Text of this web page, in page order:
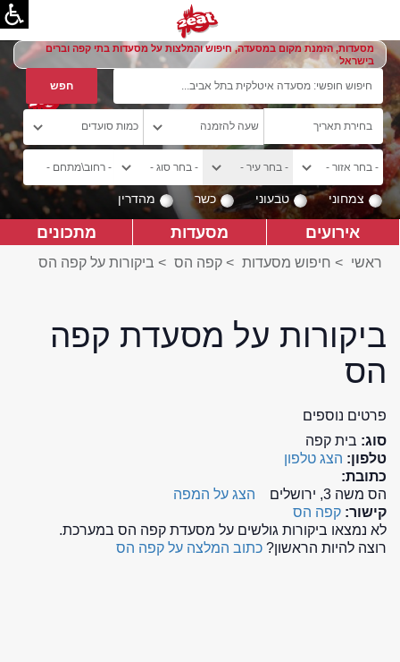
מסעדות, הזמנת מקום במסעדה, חיפוש והמלצות על מסעדות בתי קפה וברים
בישראל
צמחוני טבעוני כשר מהדרין
אירועים מסעדות מתכונים
ראשי > חיפוש מסעדות > קפה הס > ביקורות על קפה הס
ביקורות על מסעדת קפה
הס
פרטים נוספים
סוג: בית קפה
טלפון: הצג טלפון
כתובת:
הס משה 3, ירושלים
הצג על המפה
קישור: קפה הס
לא נמצאו ביקורות גולשים על מסעדת קפה הס במערכת.
רוצה להיות הראשון? כתוב המלצה על קפה הס